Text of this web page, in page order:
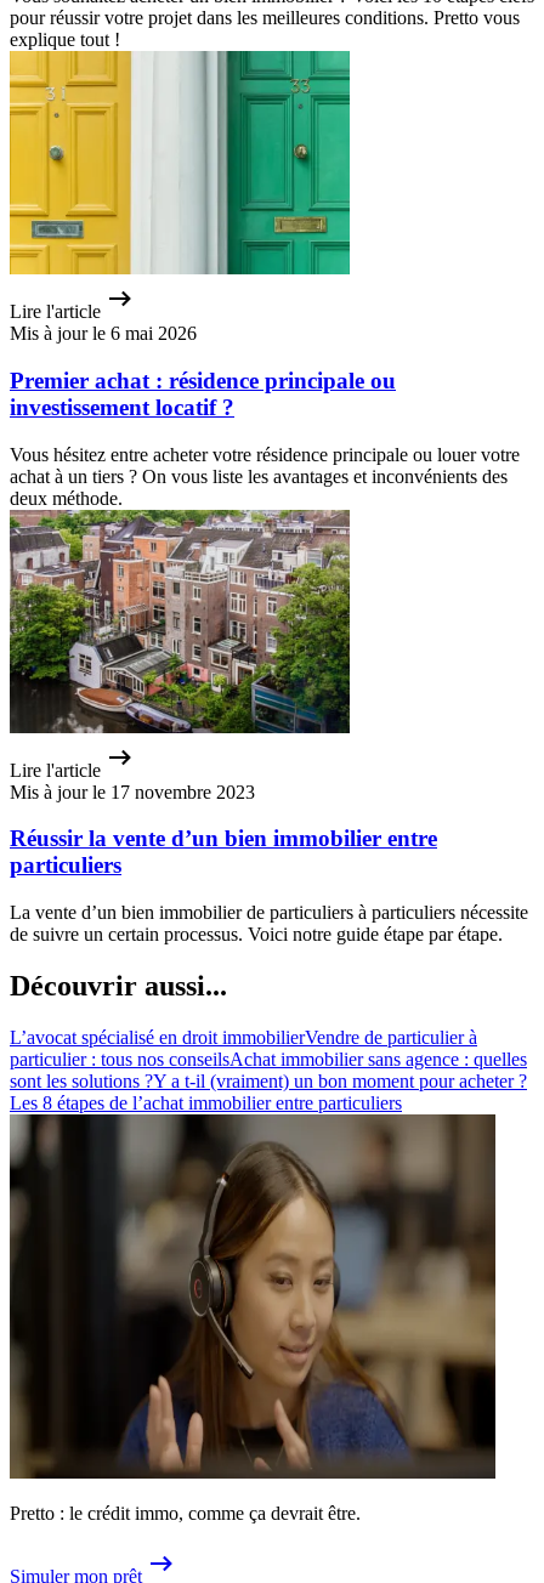
pour réussir votre projet dans les meilleures conditions. Pretto vous
explique tout !
Lire l'article
Mis à jour le 6 mai 2026
Premier achat : résidence principale ou
investissement locatif ?
Vous hésitez entre acheter votre résidence principale ou louer votre
achat à un tiers ? On vous liste les avantages et inconvénients des
deux méthode.
Lire l'article
Mis à jour le 17 novembre 2023
Réussir la vente d’un bien immobilier entre
particuliers
La vente d’un bien immobilier de particuliers à particuliers nécessite
de suivre un certain processus. Voici notre guide étape par étape.
Découvrir aussi...
L’avocat spécialisé en droit immobilierVendre de particulier à
particulier : tous nos conseilsAchat immobilier sans agence : quelles
sont les solutions ?Y a t-il (vraiment) un bon moment pour acheter ?
Les 8 étapes de l’achat immobilier entre particuliers
Pretto : le crédit immo, comme ça devrait être.
Simuler mon prêt